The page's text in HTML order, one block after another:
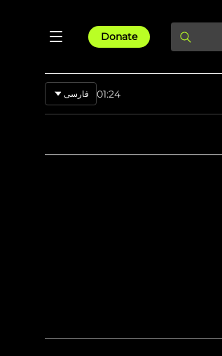
Donate
01:24 فارسی